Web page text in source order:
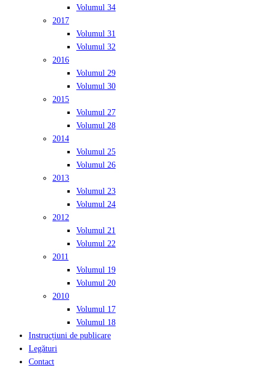
Volumul 34
2017
Volumul 31
Volumul 32
2016
Volumul 29
Volumul 30
2015
Volumul 27
Volumul 28
2014
Volumul 25
Volumul 26
2013
Volumul 23
Volumul 24
2012
Volumul 21
Volumul 22
2011
Volumul 19
Volumul 20
2010
Volumul 17
Volumul 18
Instrucțiuni de publicare
Legături
Contact